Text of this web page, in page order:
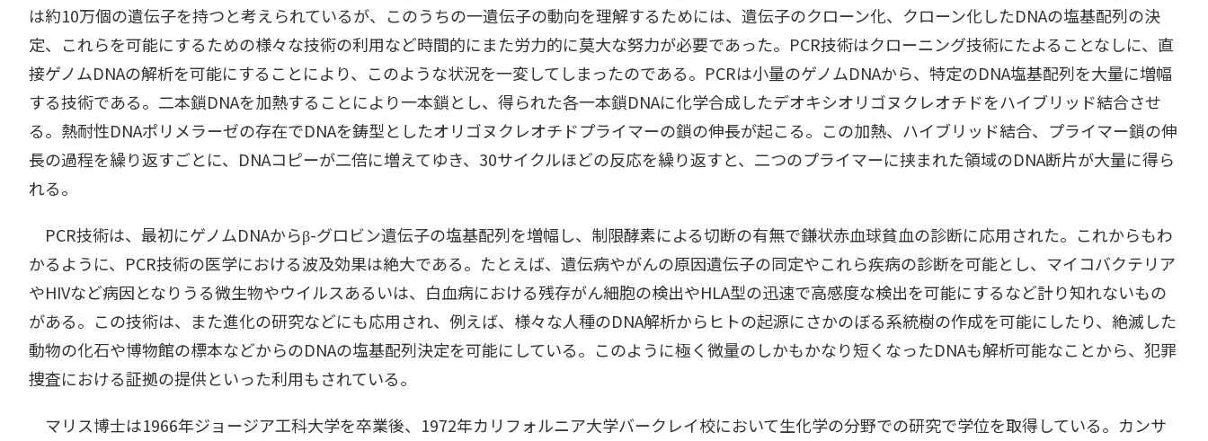
は約10万個の遺伝子を持つと考えられているが、このうちの一遺伝子の動向を理解するためには、遺伝子のクローン化、クローン化したDNAの塩基配列の決
定、これらを可能にするための様々な技術の利用など時間的にまた労力的に莫大な努力が必要であった。PCR技術はクローニング技術にたよることなしに、直
接ゲノムDNAの解析を可能にすることにより、このような状況を一変してしまったのである。PCRは小量のゲノムDNAから、特定のDNA塩基配列を大量に増幅
する技術である。二本鎖DNAを加熱することにより一本鎖とし、得られた各一本鎖DNAに化学合成したデオキシオリゴヌクレオチドをハイブリッド結合させ
る。熱耐性DNAポリメラーゼの存在でDNAを鋳型としたオリゴヌクレオチドプライマーの鎖の伸長が起こる。この加熱、ハイブリッド結合、プライマー鎖の伸
長の過程を繰り返すごとに、DNAコピーが二倍に増えてゆき、30サイクルほどの反応を繰り返すと、二つのプライマーに挟まれた領域のDNA断片が大量に得ら
れる。
PCR技術は、最初にゲノムDNAからβ-グロビン遺伝子の塩基配列を増幅し、制限酵素による切断の有無で鎌状赤血球貧血の診断に応用された。これからもわ
かるように、PCR技術の医学における波及効果は絶大である。たとえば、遺伝病やがんの原因遺伝子の同定やこれら疾病の診断を可能とし、マイコバクテリア
やHIVなど病因となりうる微生物やウイルスあるいは、白血病における残存がん細胞の検出やHLA型の迅速で高感度な検出を可能にするなど計り知れないもの
がある。この技術は、また進化の研究などにも応用され、例えば、様々な人種のDNA解析からヒトの起源にさかのぼる系統樹の作成を可能にしたり、絶滅した
動物の化石や博物館の標本などからのDNAの塩基配列決定を可能にしている。このように極く微量のしかもかなり短くなったDNAも解析可能なことから、犯罪
捜査における証拠の提供といった利用もされている。
マリス博士は1966年ジョージア工科大学を卒業後、1972年カリフォルニア大学バークレイ校において生化学の分野での研究で学位を取得している。カンサ